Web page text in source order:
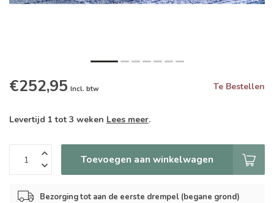
€252,95 Incl. btw Te Bestellen
Levertijd 1 tot 3 weken Lees meer.
Toevoegen aan winkelwagen
Bezorging tot aan de eerste drempel (begane grond)